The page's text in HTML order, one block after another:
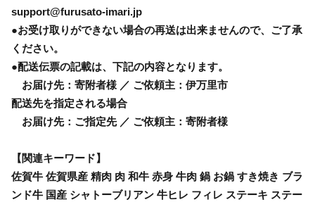
support@furusato-imari.jp
●お受け取りができない場合の再送は出来ませんので、ご了承
ください。
●配送伝票の記載は、下記の内容となります。
お届け先：寄附者様 ／ ご依頼主：伊万里市
配送先を指定される場合
お届け先：ご指定先 ／ ご依頼主：寄附者様
【関連キーワード】
佐賀牛 佐賀県産 精肉 肉 和牛 赤身 牛肉 鍋 お鍋 すき焼き ブラ
ンド牛 国産 シャトーブリアン 牛ヒレ フィレ ステーキ ステー